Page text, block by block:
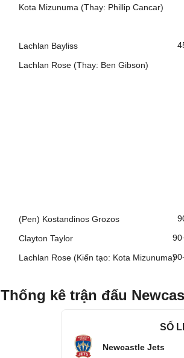
Kota Mizunuma (Thay: Phillip Cancar)
Lachlan Bayliss
Lachlan Rose (Thay: Ben Gibson)
(Pen) Kostandinos Grozos
Clayton Taylor
Lachlan Rose (Kiến tạo: Kota Mizunuma)
Thống kê trận đấu
SỐ
Newcastle Jets